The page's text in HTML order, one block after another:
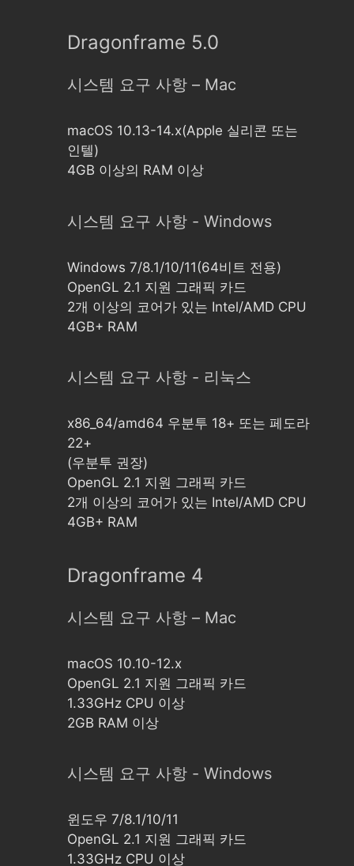
Dragonframe 5.0
시스템 요구 사항 – Mac
macOS 10.13-14.x(Apple 실리콘 또는
인텔)
4GB 이상의 RAM 이상
시스템 요구 사항 - Windows
Windows 7/8.1/10/11(64비트 전용)
OpenGL 2.1 지원 그래픽 카드
2개 이상의 코어가 있는 Intel/AMD CPU
4GB+ RAM
시스템 요구 사항 - 리눅스
x86_64/amd64 우분투 18+ 또는 페도라
22+
(우분투 권장)
OpenGL 2.1 지원 그래픽 카드
2개 이상의 코어가 있는 Intel/AMD CPU
4GB+ RAM
Dragonframe 4
시스템 요구 사항 – Mac
macOS 10.10-12.x
OpenGL 2.1 지원 그래픽 카드
1.33GHz CPU 이상
2GB RAM 이상
시스템 요구 사항 - Windows
윈도우 7/8.1/10/11
OpenGL 2.1 지원 그래픽 카드
1.33GHz CPU 이상